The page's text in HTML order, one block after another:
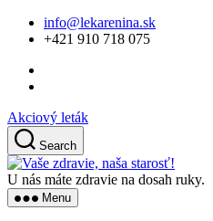
Skip
content
info@lekarenina.sk
+421 910 718 075
Akciový leták
Search
zdravie,
U nás máte zdravie na dosah ruky.
Menu